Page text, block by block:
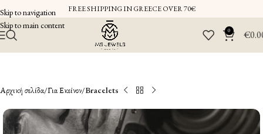
Skip to navigation
Skip to main content
FREE SHIPPING IN GREECE OVER 70€
0 €
Αρχική σελίδα Για Εκείνον Bracelets